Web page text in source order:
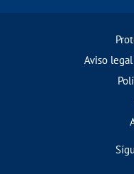
Aviso